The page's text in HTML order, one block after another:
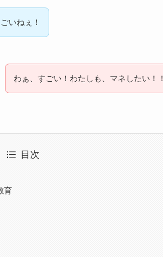
いねぇ！
わぁ、すごい！わたしも、マネしたい！！
目次
育